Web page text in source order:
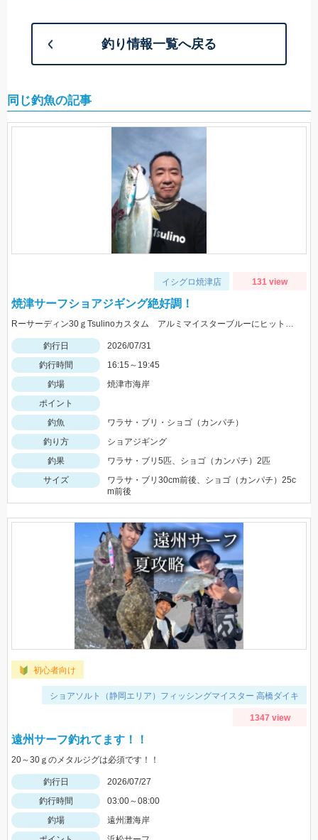
釣り情報一覧へ戻る
同じ釣魚の記事
イシグロ焼津店 131 view
焼津サーフショアジギング絶好調！
Rーサーディン30ｇTsulinoカスタム アルミマイスターブルーにヒット！マズメにはアカキンカラーも有効です！
釣行日
2026/07/31
釣行時間
16:15～19:45
釣場
焼津市海岸
ポイント
釣魚
ワラサ・ブリ・ショゴ（カンパチ）
釣り方
ショアジギング
釣果
ワラサ・ブリ5匹、ショゴ（カンパチ）2匹
サイズ
ワラサ・ブリ30cm前後、ショゴ（カンパチ）25c
m前後
初心者向け
ショアソルト（静岡エリア）フィッシングマイスター 高橋ダイキ
1347 view
遠州サーフ釣れてます！！
20～30ｇのメタルジグは必須です！！
釣行日
2026/07/27
釣行時間
03:00～08:00
釣場
遠州灘海岸